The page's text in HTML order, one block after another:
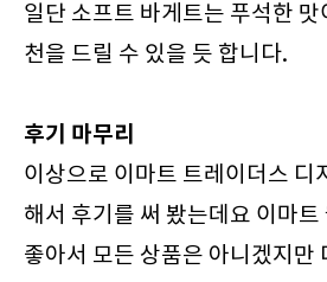
일단 소프트 바게트는 푸석한
천을 드릴 수 있을 듯 합니다.
후기 마무리
이상으로 이마트 트레이더스 디
해서 후기를 써 봤는데요 이마트
좋아서 모든 상품은 아니겠지만